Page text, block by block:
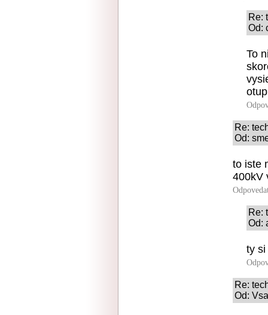
Re:
Od:
To
Re:
Od:
to iste
400kV
Re:
Od:
ty si
Re:
Od: